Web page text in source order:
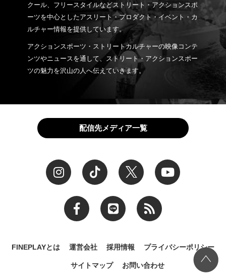
クール、フリースタイルなどストリート・アクションスポ
ーツを中心としたアスリート・プロダクト・イベント・カ
ルチャー情報を提供しています。
アクションスポーツ・ストリートカルチャーの映像コンテ
ンツやニュースを通して、ストリート・アクションスポー
ツの魅力を沢山の人へ伝えていきます。
配信先メディア一覧
FINEPLAYとは 運営会社 採用情報 プライバシーポリシー
サイトマップ お問い合わせ